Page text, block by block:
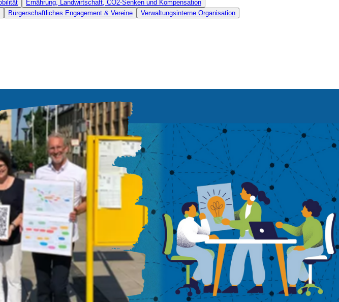
Ernährung, Landwirtschaft, CO2-Senken und Kompensation
Bürgerschaftliches Engagement & Vereine
Verwaltungsinterne Organisation